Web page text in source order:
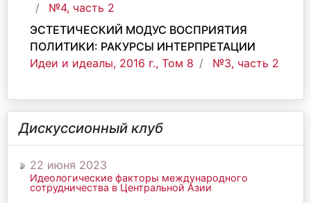
№4, часть 2
ЭСТЕТИЧЕСКИЙ МОДУС ВОСПРИЯТИЯ
ПОЛИТИКИ: РАКУРСЫ ИНТЕРПРЕТАЦИИ
Идеи и идеалы, 2016 г., Том 8
№3, часть 2
Дискуссионный клуб
22 июня 2023
Идеологические факторы международного
сотрудничества в Центральной Азии